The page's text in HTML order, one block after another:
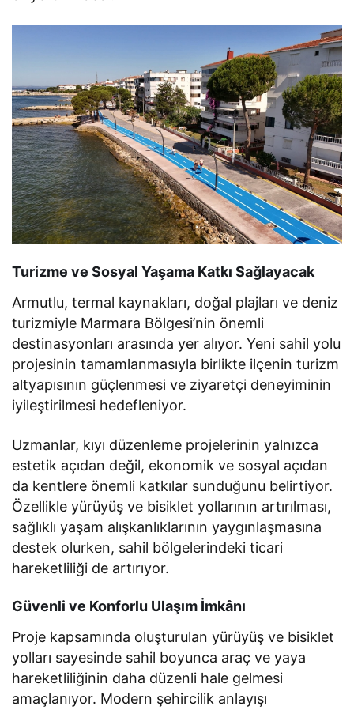
Turizme ve Sosyal Yaşama Katkı Sağlayacak
Armutlu, termal kaynakları, doğal plajları ve deniz
turizmiyle Marmara Bölgesi’nin önemli
destinasyonları arasında yer alıyor. Yeni sahil yolu
projesinin tamamlanmasıyla birlikte ilçenin turizm
altyapısının güçlenmesi ve ziyaretçi deneyiminin
iyileştirilmesi hedefleniyor.
Uzmanlar, kıyı düzenleme projelerinin yalnızca
estetik açıdan değil, ekonomik ve sosyal açıdan
da kentlere önemli katkılar sunduğunu belirtiyor.
Özellikle yürüyüş ve bisiklet yollarının artırılması,
sağlıklı yaşam alışkanlıklarının yaygınlaşmasına
destek olurken, sahil bölgelerindeki ticari
hareketliliği de artırıyor.
Güvenli ve Konforlu Ulaşım İmkânı
Proje kapsamında oluşturulan yürüyüş ve bisiklet
yolları sayesinde sahil boyunca araç ve yaya
hareketliliğinin daha düzenli hale gelmesi
amaçlanıyor. Modern şehircilik anlayışı